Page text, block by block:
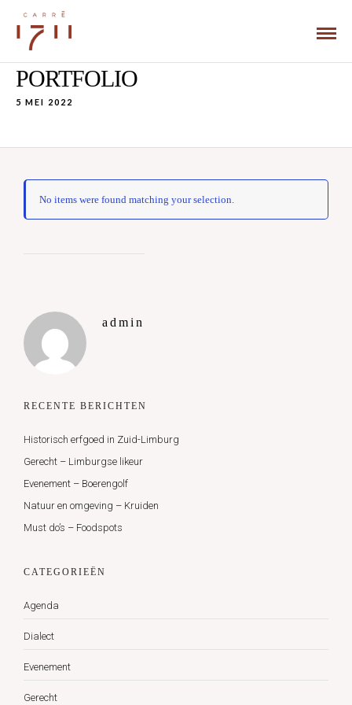
PORTFOLIO
5 MEI 2022
No items were found matching your selection.
admin
RECENTE BERICHTEN
Historisch erfgoed in Zuid-Limburg
Gerecht – Limburgse likeur
Evenement – Boerengolf
Natuur en omgeving – Kruiden
Must do’s – Foodspots
CATEGORIEËN
Agenda
Dialect
Evenement
Gerecht